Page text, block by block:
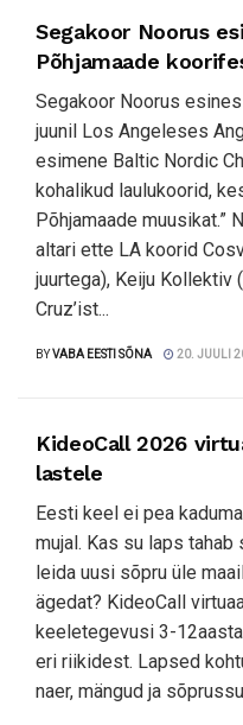
Segakoor Noorus
Põhjamaade
Segakoor Noorus
juunil Los Angeleses
esimene Baltic Nordic
kohalikud laulukoorid,
Põhjamaade muusikat.”
altari ette LA koorid
juurtega), Keiju Kollektiv
Cruz’ist...
BYVABA EESTI SÕNA 20. JUULI
KideoCall 2026
lastele
Eesti keel ei pea
mujal. Kas su laps
leida uusi sõpru üle
ägedat? KideoCall
keeletegevusi 3-
eri riikidest. Lapsed
naer, mängud ja